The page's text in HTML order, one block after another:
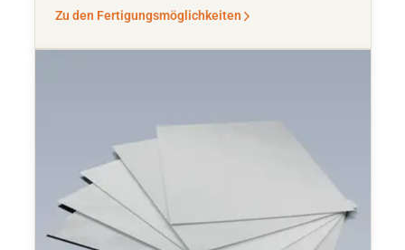
Zu den Fertigungsmöglichkeiten